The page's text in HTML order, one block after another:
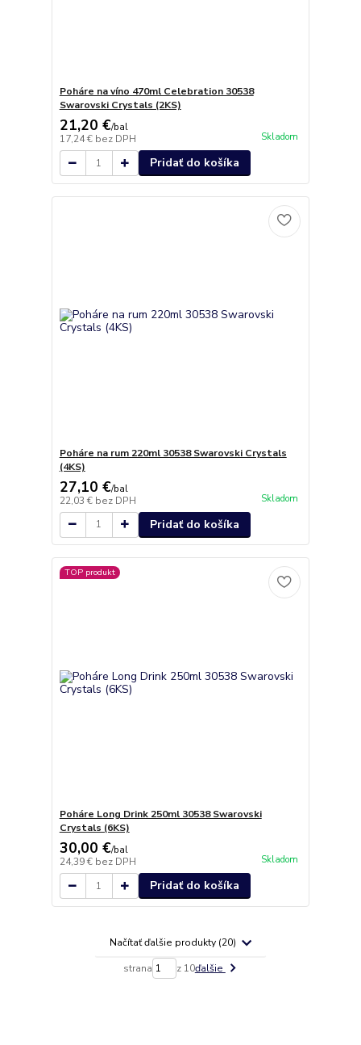
Poháre na víno 470ml Celebration 30538
Swarovski Crystals (2KS)
21,20 €/bal
17,24 € bez DPH Skladom
Pridať do košíka
Poháre na rum 220ml 30538 Swarovski Crystals
(4KS)
27,10 €/bal
22,03 € bez DPH Skladom
Pridať do košíka
TOP produkt
Poháre Long Drink 250ml 30538 Swarovski
Crystals (6KS)
30,00 €/bal
24,39 € bez DPH Skladom
Pridať do košíka
Načítať ďalšie produkty (20)
strana z 10ďalšie